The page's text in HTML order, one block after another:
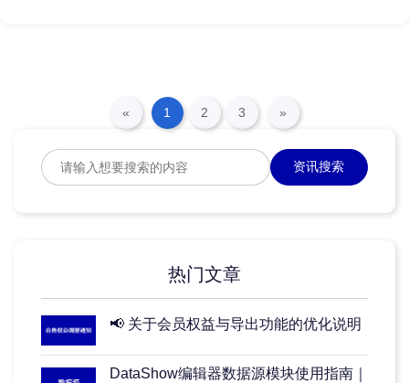
« 1 2 3 »
资讯搜索
热门文章
📢 关于会员权益与导出功能的优化说明
DataShow编辑器数据源模块使用指南｜